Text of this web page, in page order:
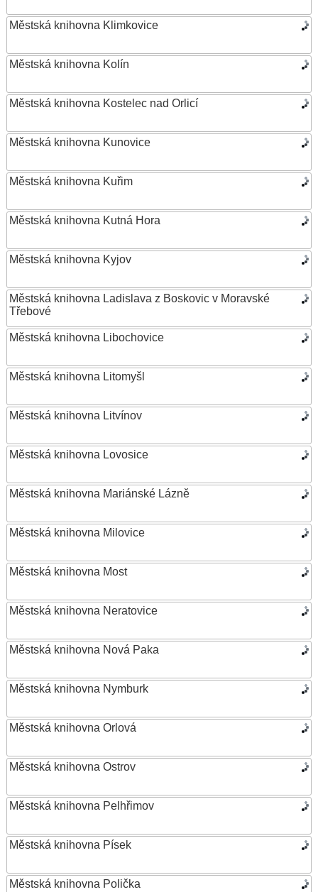
Městská knihovna Klimkovice
Městská knihovna Kolín
Městská knihovna Kostelec nad Orlicí
Městská knihovna Kunovice
Městská knihovna Kuřim
Městská knihovna Kutná Hora
Městská knihovna Kyjov
Městská knihovna Ladislava z Boskovic v Moravské
Třebové
Městská knihovna Libochovice
Městská knihovna Litomyšl
Městská knihovna Litvínov
Městská knihovna Lovosice
Městská knihovna Mariánské Lázně
Městská knihovna Milovice
Městská knihovna Most
Městská knihovna Neratovice
Městská knihovna Nová Paka
Městská knihovna Nymburk
Městská knihovna Orlová
Městská knihovna Ostrov
Městská knihovna Pelhřimov
Městská knihovna Písek
Městská knihovna Polička